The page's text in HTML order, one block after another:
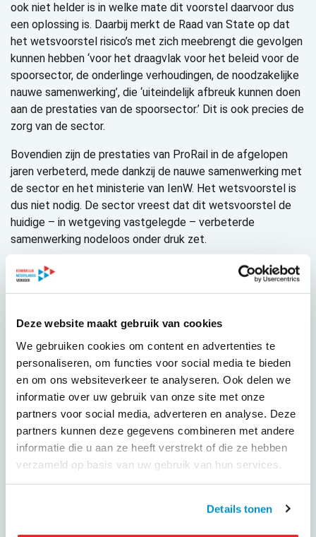
Deze website maakt gebruik van cookies
We gebruiken cookies om content en advertenties te
personaliseren, om functies voor social media te bieden
en om ons websiteverkeer te analyseren. Ook delen we
informatie over uw gebruik van onze site met onze
partners voor social media, adverteren en analyse. Deze
partners kunnen deze gegevens combineren met andere
informatie die u aan ze heeft verstrekt of die ze hebben
verzameld op basis van uw gebruik van hun services.
Details tonen
ook niet helder is in welke mate dit voorstel daarvoor dus
een oplossing is. Daarbij merkt de Raad van State op dat
het wetsvoorstel risico’s met zich meebrengt die gevolgen
kunnen hebben ‘voor het draagvlak voor het beleid voor de
spoorsector, de onderlinge verhoudingen, de noodzakelijke
nauwe samenwerking’, die ‘uiteindelijk afbreuk kunnen doen
aan de prestaties van de spoorsector.’ Dit is ook precies de
zorg van de sector.
Bovendien zijn de prestaties van ProRail in de afgelopen
jaren verbeterd, mede dankzij de nauwe samenwerking met
de sector en het ministerie van IenW. Het wetsvoorstel is
dus niet nodig. De sector vreest dat dit wetsvoorstel de
huidige – in wetgeving vastgelegde – verbeterde
samenwerking nodeloos onder druk zet.
Met de voorgestelde omvorming van ProRail veranderen de
verhoudingen en rollen in de sector. Het is een reëel risico
allemaal betekent. Volgens de sector kan die energie beter
opbrengsten.
Daar komt bij dat de voorgestelde omvorming van ProRail
veel ambtelijke capaciteit en geld kost die niet besteed
kunnen worden aan inhoudelijke verbeteringen op en om het
spoor. Hoewel het financiële kader niet heel ruim is – en
gezien de recente geopolitieke ontwikkelingen ook niet zo
maar zal verbeteren –, heeft het kabinet grote ambities op
het spoor. Bijvoorbeeld als het gaat om het inlopen van
woongebieden, het stimuleren van internationale
verbindingen en het realiseren van de klimaatdoelstelling